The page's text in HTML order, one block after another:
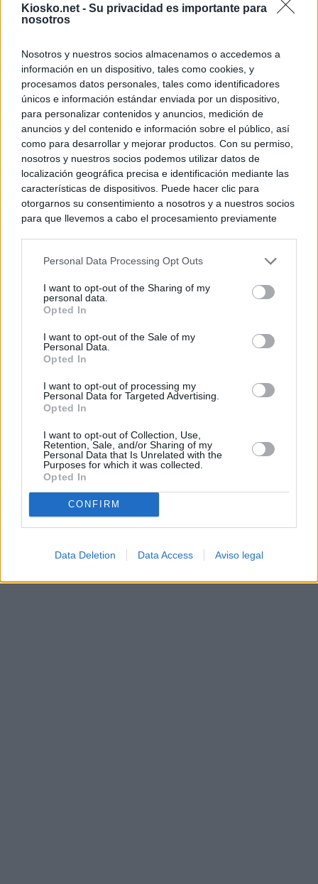
Kiosko.net - Su privacidad es importante para
nosotros
Nosotros y nuestros socios almacenamos o accedemos a
información en un dispositivo, tales como cookies, y
procesamos datos personales, tales como identificadores
únicos e información estándar enviada por un dispositivo,
para personalizar contenidos y anuncios, medición de
anuncios y del contenido e información sobre el público, así
como para desarrollar y mejorar productos. Con su permiso,
nosotros y nuestros socios podemos utilizar datos de
localización geográfica precisa e identificación mediante las
características de dispositivos. Puede hacer clic para
otorgarnos su consentimiento a nosotros y a nuestros socios
para que llevemos a cabo el procesamiento previamente
negar su consentimiento. Tenga en cuenta que algún
de su consentimiento, pero usted tiene el derecho de
rechazar tal procesamiento. Sus preferencias se aplicarán
cualquier momento entrando de nuevo en este sitio web o
visitando nuestra política de privacidad.
Personal Data Processing Opt Outs
I want to opt-out of the Sharing of my
personal data.
Opted In
I want to opt-out of the Sale of my
Personal Data.
Opted In
I want to opt-out of processing my
Personal Data for Targeted Advertising.
Opted In
I want to opt-out of Collection, Use,
Retention, Sale, and/or Sharing of my
Personal Data that Is Unrelated with the
Purposes for which it was collected.
Opted In
CONFIRM
Data Deletion Data Access Aviso legal